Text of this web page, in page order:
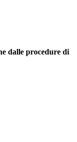
dalle procedure di